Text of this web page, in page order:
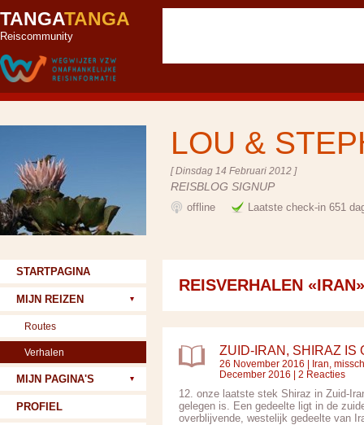
TANGATANGA
Reiscommunity
LOU &
[ Dinsdag 14 Februari 2012 ]
REISBLOG SIGNUP
offline Laatste check-in 651
REISVERHALEN «IRAN»
ZUID-IRAN, SHIRAZ IS
26 November 2016 | Iran,
December 2016 | 2 Reacties
12. onze laatste stek Shiraz in Zuid-
gelegen is. Een gedeelte ligt in de
overblijvende, westelijk gedeelte van
STARTPAGINA
MIJN REIZEN
Routes
Verhalen
MIJN PAGINA'S
PROFIEL